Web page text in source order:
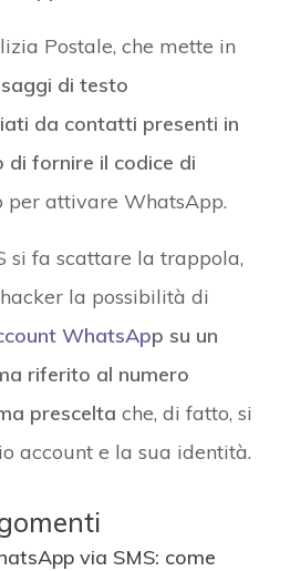
Postale, che mette in
di testo
da contatti presenti in
di fornire il codice di
per attivare WhatsApp.
si fa scattare la trappola,
la possibilità di
WhatsApp su un
riferito al numero
prescelta che, di fatto, si
account e la sua identità.
via SMS: come